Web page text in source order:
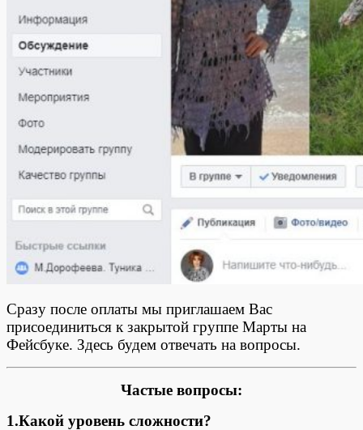
Сразу после оплаты мы приглашаем Вас
присоединиться к закрытой группе Марты на
Фейсбуке. Здесь будем отвечать на вопросы.
Частые вопросы:
1.Какой уровень сложности?